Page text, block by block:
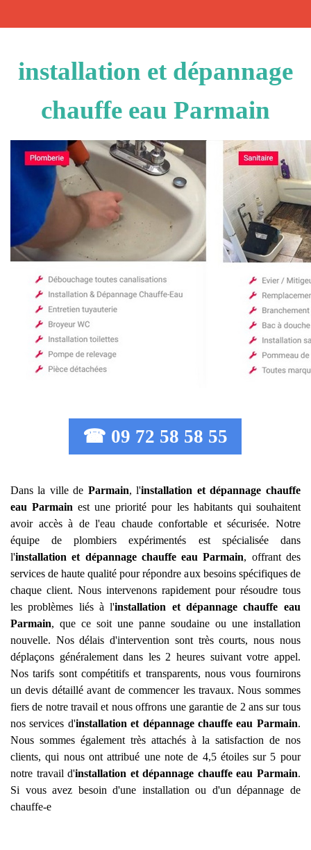
installation et dépannage
chauffe eau Parmain
☎ 09 72 58 58 55
Dans la ville de Parmain, l'installation et dépannage chauffe
eau Parmain est une priorité pour les habitants qui souhaitent
avoir accès à de l'eau chaude confortable et sécurisée. Notre
équipe de plombiers expérimentés est spécialisée dans
l'installation et dépannage chauffe eau Parmain, offrant des
services de haute qualité pour répondre aux besoins spécifiques de
chaque client. Nous intervenons rapidement pour résoudre tous
les problèmes liés à l'installation et dépannage chauffe eau
Parmain, que ce soit une panne soudaine ou une installation
nouvelle. Nos délais d'intervention sont très courts, nous nous
déplaçons généralement dans les 2 heures suivant votre appel.
Nos tarifs sont compétitifs et transparents, nous vous fournirons
un devis détaillé avant de commencer les travaux. Nous sommes
fiers de notre travail et nous offrons une garantie de 2 ans sur tous
nos services d'installation et dépannage chauffe eau Parmain.
Nous sommes également très attachés à la satisfaction de nos
clients, qui nous ont attribué une note de 4,5 étoiles sur 5 pour
notre travail d'installation et dépannage chauffe eau Parmain.
Si vous avez besoin d'une installation ou d'un dépannage de
chauffe-e